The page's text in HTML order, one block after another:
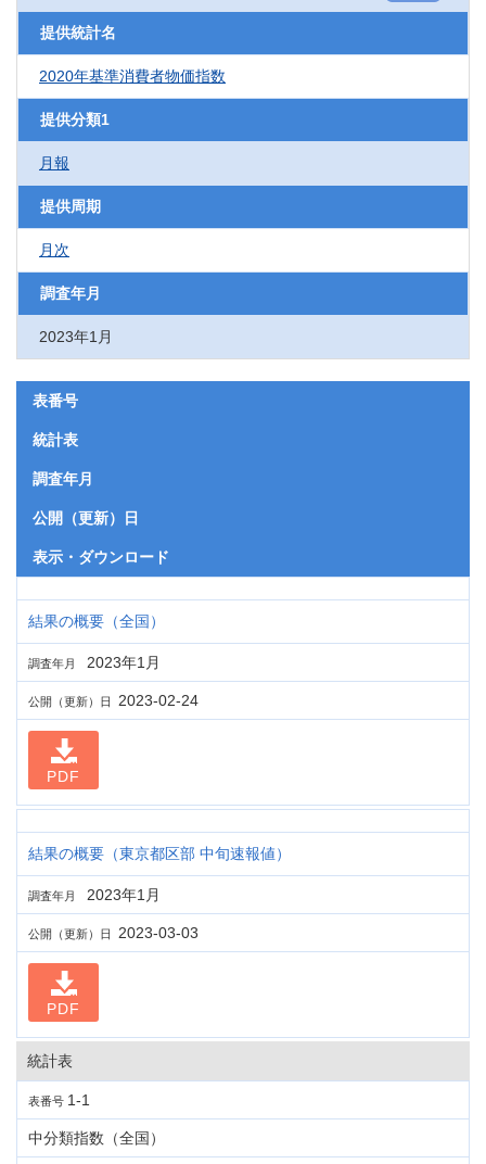
提供統計名
2020年基準消費者物価指数
提供分類1
月報
提供周期
月次
調査年月
2023年1月
表番号
統計表
調査年月
公開（更新）日
表示・ダウンロード
結果の概要（全国）
調査年月 2023年1月
公開（更新）日 2023-02-24
PDF
結果の概要（東京都区部 中旬速報値）
調査年月 2023年1月
公開（更新）日 2023-03-03
PDF
統計表
表番号 1-1
中分類指数（全国）